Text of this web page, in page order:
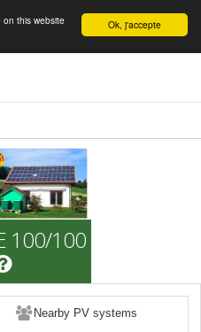
English Ok, j'accepte
this website
100/100
Nearby PV systems